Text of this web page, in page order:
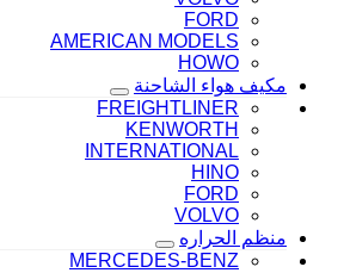
FORD
AMERICAN MODELS
HOWO
مكيف هواء الشاحنة
FREIGHTLINER
KENWORTH
INTERNATIONAL
HINO
FORD
VOLVO
منظم الحراره
MERCEDES-BENZ